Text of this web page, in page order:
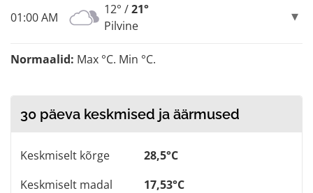
01:00 AM
12° /21°
Pilvine
Normaalid: Max °C. Min °C.
30 päeva keskmised ja äärmused
Keskmiselt kõrge
28,5°C
Keskmiselt madal
17,53°C